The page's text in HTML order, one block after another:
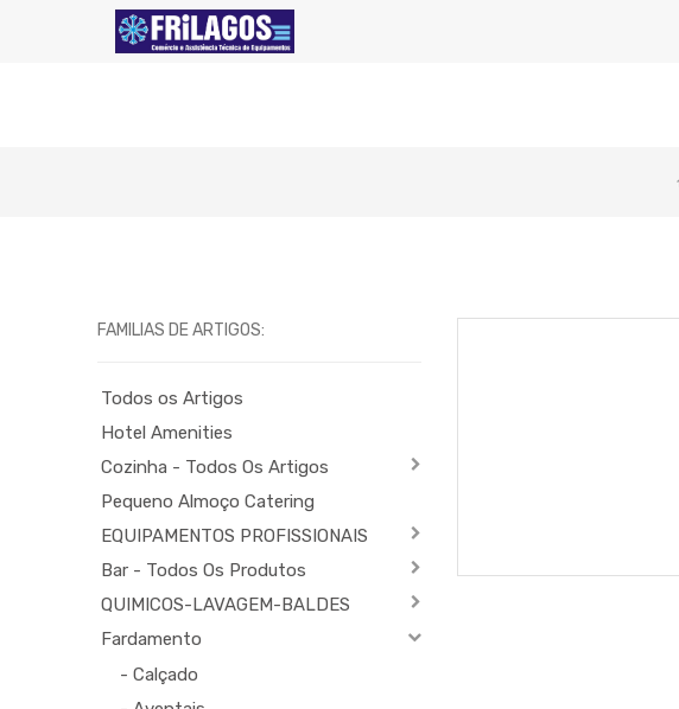
FAMILIAS DE ARTIGOS:
Todos os Artigos
Hotel Amenities
Cozinha - Todos Os Artigos
Pequeno Almoço Catering
EQUIPAMENTOS PROFISSIONAIS
Bar - Todos Os Produtos
QUIMICOS-LAVAGEM-BALDES
Fardamento
- Calçado